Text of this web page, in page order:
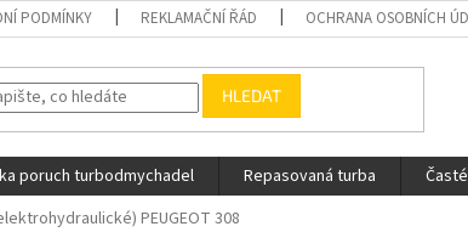
PODMÍNKY REKLAMAČNÍ ŘÁD OCHRANA OSOBNÍCH
HLEDAT
poruch turbodmychadel Repasovaná turba
PEUGEOT 308